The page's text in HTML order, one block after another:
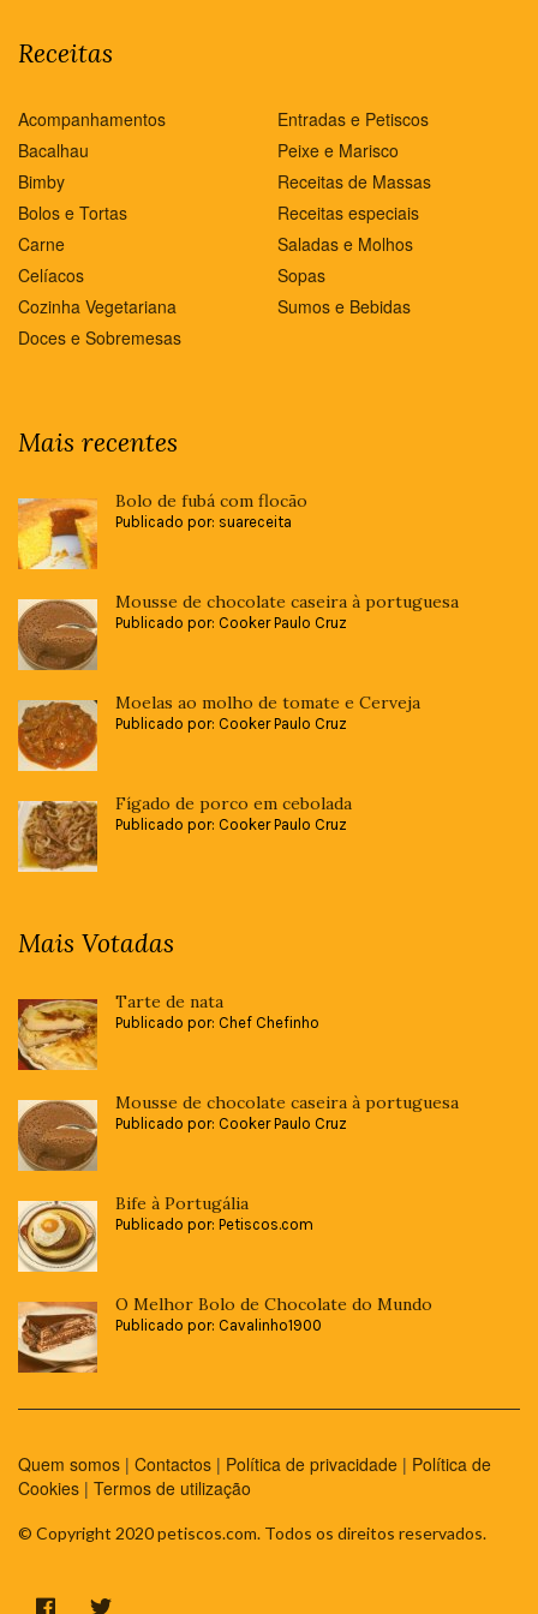
Receitas
Acompanhamentos
Bacalhau
Bimby
Bolos e Tortas
Carne
Celíacos
Cozinha Vegetariana
Doces e Sobremesas
Entradas e Petiscos
Peixe e Marisco
Receitas de Massas
Receitas especiais
Saladas e Molhos
Sopas
Sumos e Bebidas
Mais recentes
Bolo de fubá com flocão
Publicado por: suareceita
Mousse de chocolate caseira à portuguesa
Publicado por: Cooker Paulo Cruz
Moelas ao molho de tomate e Cerveja
Publicado por: Cooker Paulo Cruz
Fígado de porco em cebolada
Publicado por: Cooker Paulo Cruz
Mais Votadas
Tarte de nata
Publicado por: Chef Chefinho
Mousse de chocolate caseira à portuguesa
Publicado por: Cooker Paulo Cruz
Bife à Portugália
Publicado por: Petiscos.com
O Melhor Bolo de Chocolate do Mundo
Publicado por: Cavalinho1900
Quem somos | Contactos | Política de privacidade | Política de
Cookies | Termos de utilização
© Copyright 2020 petiscos.com. Todos os direitos reservados.